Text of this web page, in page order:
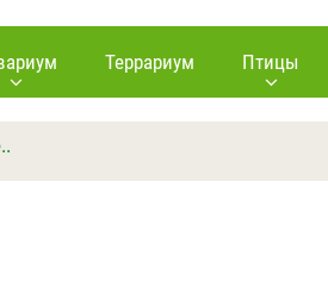
Террариум Птицы
Другие вопросы
Задать вопрос